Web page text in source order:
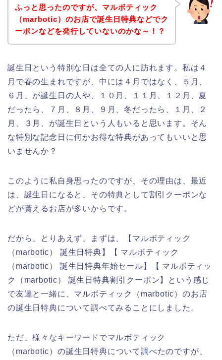
ふっと思ったのですが、マルボティック
（marbotic）のお店で誕生日特典などでク
ーポンなどを発行していないのかな～！？
誕生日という特別な日は全ての人に訪れます。私は４
月で春の生まれですが、中には４月ではなく、５月、
６月、が誕生日の人や、１０月、１１月、１２月、夏
だったら、７月、８月、９月、冬だったら、１月、２
月、３月、が誕生日という人もいると思います。そん
な特別な記念日に何かお得な特典があってもいいと思
いませんか？
このように私自身思ったのですが、その理由は、最近
は、誕生日になると、その特典として割引クーポンな
どが貰えるお店が多いからです。
だから、とりあえず、まずは、【マルボティック
（marbotic） 誕生日特典】【 マルボティック
（marbotic） 誕生日特典年始セール】【 マルボティッ
ク（marbotic） 誕生日特典割引クーポン】という感じ
で友達と一緒に、マルボティック（marbotic）のお店
の誕生日特典について調べてみることにしました。
ただ、様々なキーワードでマルボティック
（marbotic）の誕生日特典について調べたのですが、